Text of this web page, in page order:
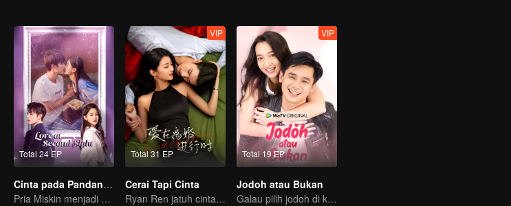
Total 24 EP
Cinta pada Pandangan Kedua
Pria Miskin menjadi CEO untuk mengejar Mantannya
Total 31 EP
VIP
Cerai Tapi Cinta
Ryan Ren jatuh cinta setelah gugat cerai Istrinya?!
Total 19 EP
VIP
Jodoh atau Bukan
Galau pilih jodoh di kota kecil